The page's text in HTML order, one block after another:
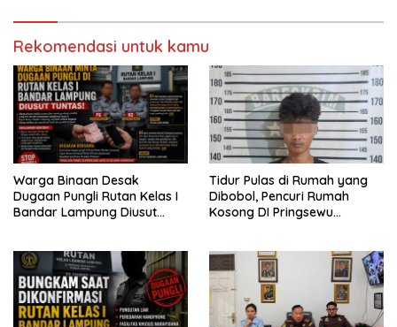
Rekomendasi untuk kamu
Warga Binaan Desak
Dugaan Pungli Rutan Kelas I
Bandar Lampung Diusut
Tidur Pulas di Rumah yang
Dibobol, Pencuri Rumah
Kosong DI Pringsewu